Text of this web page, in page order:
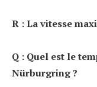
R : La vitesse
Q : Quel est le
Nürburgring ?